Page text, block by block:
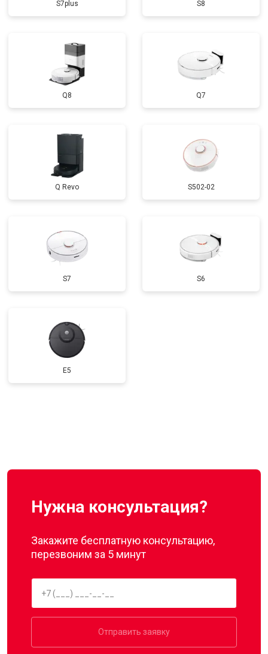
S7plus S8
Q8 Q7
Q Revo S502-02
S7 S6
E5
Нужна консультация?
Закажите бесплатную консультацию,
перезвоним за 5 минут
Отправить заявку